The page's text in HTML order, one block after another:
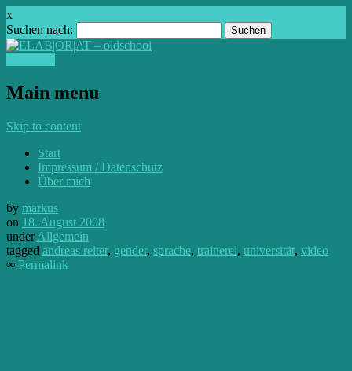
x
Suchen nach:
Main menu
Skip to content
Start
Impressum / Datenschutz
Über mich
by markus
on 18. August 2008
underAllgemein
tagged andreas reiter, gender, sprache, trainerei, universität, video
∞ Permalink